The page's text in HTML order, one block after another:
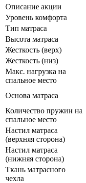
Описание акции
Уровень комфорта
Тип матраса
Высота матраса
Жесткость (верх)
Жесткость (низ)
Макс. нагрузка на
спальное место
Основа матраса
Количество пружин на
спальное место
Настил матраса
(верхняя сторона)
Настил матраса
(нижняя сторона)
Ткань матрасного
чехла